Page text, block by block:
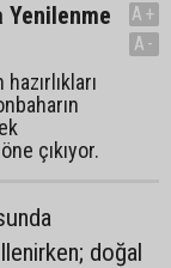
Yenilenme
çıkıyor.
A+
A-
doğal